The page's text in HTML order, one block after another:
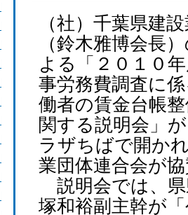
（社）千葉県建
（鈴木雅博会長
よる「２０１０
事労務費調査に
働者の賃金台帳
関する説明会」
ラザちばで開か
業団体連合会が
説明会では、県
塚和裕副主幹が